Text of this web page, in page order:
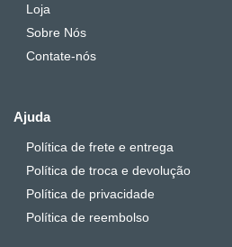
Loja
Sobre Nós
Contate-nós
Ajuda
Política de frete e entrega
Política de troca e devolução
Política de privacidade
Política de reembolso